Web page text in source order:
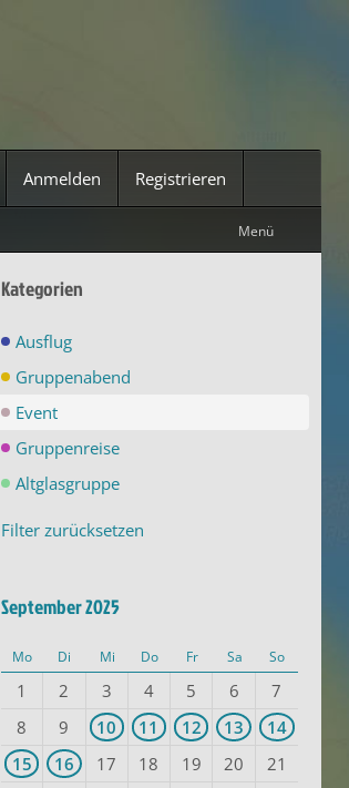
Anmelden Registrieren
Menü
Kategorien
Ausflug
Gruppenabend
Event
Gruppenreise
Altglasgruppe
Filter zurücksetzen
September 2025
Mo Di Mi Do Fr Sa So
1 2 3 4 5 6
7
8
9 10 11 12 13
14
15
16 17 18 19 20
21